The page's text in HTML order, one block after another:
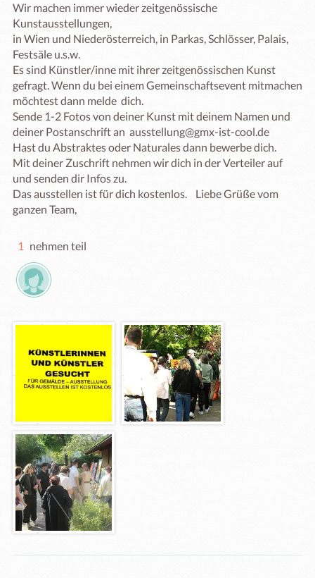
Wir machen immer wieder zeitgenössische
Kunstausstellungen,
in Wien und Niederösterreich, in Parkas, Schlösser, Palais,
Festsäle u.s.w.
Es sind Künstler/inne mit ihrer zeitgenössischen Kunst
gefragt. Wenn du bei einem Gemeinschaftsevent mitmachen
möchtest dann melde  dich.
Sende 1-2 Fotos von deiner Kunst mit deinem Namen und
deiner Postanschrift an  ausstellung@gmx-ist-cool.de
Hast du Abstraktes oder Naturales dann bewerbe dich.
Mit deiner Zuschrift nehmen wir dich in der Verteiler auf
und senden dir Infos zu.
Das ausstellen ist für dich kostenlos.    Liebe Grüße vom
ganzen Team,
1 nehmen teil